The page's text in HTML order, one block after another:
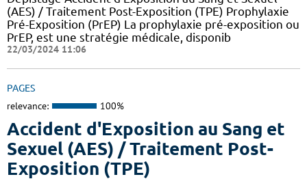
(AES) / Traitement Post-Exposition (TPE) Prophylaxie
Pré-Exposition (PrEP) La prophylaxie pré-exposition ou
PrEP, est une stratégie médicale, disponib
22/03/2024 11:06
PAGES
relevance: 100%
Accident d'Exposition au Sang et
Sexuel (AES) / Traitement Post-
Exposition (TPE)